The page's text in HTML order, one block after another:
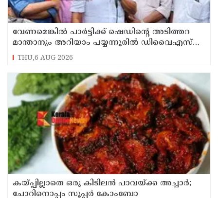
വേണമെങ്കിൽ പാർട്ടിക്ക് ഷെഡിൻ്റെ അടിത്തറ
മാന്താനും അറിയാം പയ്യന്നൂരിൽ ഡിവൈഎസ്പി
ഓഫീസ് മാർച്ചിനിടെ വിവാദ പ്രസംഗവുമായി കെ
THU,6 AUG 2026
കയ്പ്പില്ലാതെ ഒരു കിടിലൻ പാവയ്ക്ക അച്ചാർ;
ചോറിനൊപ്പം സൂപ്പർ കോംബോ